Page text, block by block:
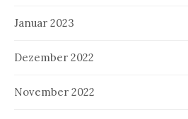
Januar 2023
Dezember 2022
November 2022